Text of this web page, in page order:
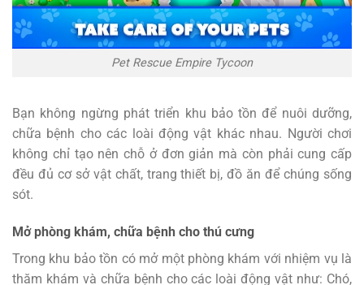
Pet Rescue Empire Tycoon
Bạn không ngừng phát triển khu bảo tồn để nuôi dưỡng,
chữa bệnh cho các loài động vật khác nhau. Người chơi
không chỉ tạo nên chỗ ở đơn giản mà còn phải cung cấp
đều đủ cơ sở vật chất, trang thiết bị, đồ ăn để chúng sống
sót.
Mở phòng khám, chữa bệnh cho thú cưng
Trong khu bảo tồn có mở một phòng khám với nhiệm vụ là
thăm khám và chữa bệnh cho các loài động vật như: Chó,